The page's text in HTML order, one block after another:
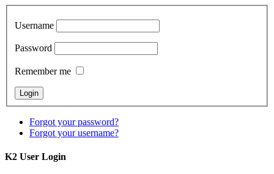
Username
Password
Remember me
Forgot your password?
Forgot your username?
K2 User Login